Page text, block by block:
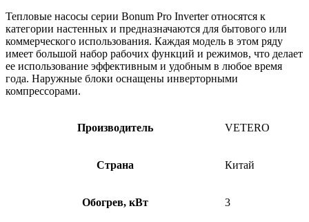
Тепловые насосы серии Bonum Pro Inverter относятся к
категории настенных и предназначаются для бытового или
коммерческого использования. Каждая модель в этом ряду
имеет большой набор рабочих функций и режимов, что делает
ее использование эффективным и удобным в любое время
года. Наружные блоки оснащены инверторными
компрессорами.
Производитель VETERO
Страна Китай
Обогрев, кВт 3